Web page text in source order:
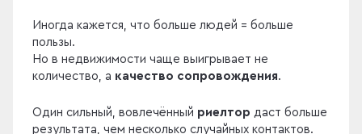
Иногда кажется, что больше людей = больше
пользы.
Но в недвижимости чаще выигрывает не
количество, а качество сопровождения.
Один сильный, вовлечённый риелтор даст больше
результата, чем несколько случайных контактов.